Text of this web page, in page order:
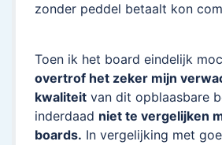
zonder peddel betaalt kon
Toen ik het board eindelijk
overtrof het zeker mijn
kwaliteit van dit opblaasbare
inderdaad niet te vergelijken
boards. In vergelijking met